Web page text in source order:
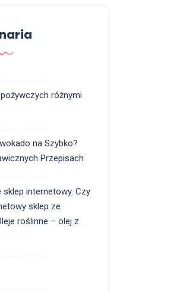
różnymi
na Szybko?
Przepisach
internetowy. Czy
sklep ze
roślinne – olej z